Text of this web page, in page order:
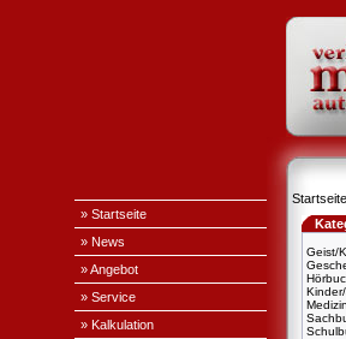
» Startseite
» News
» Angebot
» Service
» Kalkulation
Startseite
Geist/